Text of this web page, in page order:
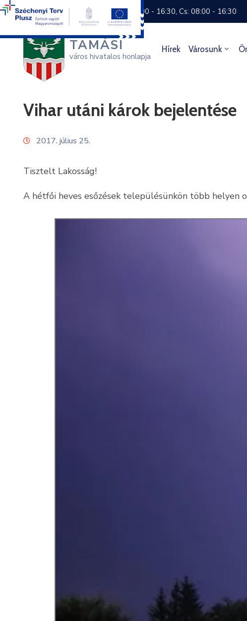
+36 74 570 800 H: 8:00 - 16:30, Cs: 08:00 - 16:30
TAMÁSI
város hivatalos honlapja
Hírek Városunk
Vihar utáni károk bejelentése
2017. július 25.
Tisztelt Lakosság!
A hétfői heves esőzések településünkön több helyen